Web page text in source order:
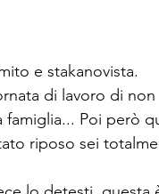
e stakanovista.
di lavoro di non
famiglia... Poi però
riposo sei